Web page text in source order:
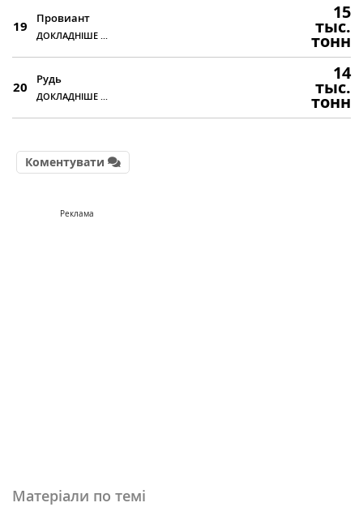
19 Провиант
ДОКЛАДНІШЕ ...
15
тыс.
тонн
20 Рудь
ДОКЛАДНІШЕ ...
14
тыс.
тонн
Коментувати
Реклама
Матеріали по темі